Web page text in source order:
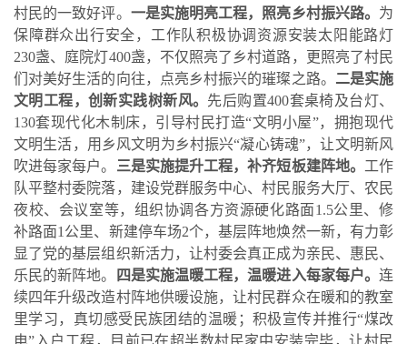
村民的一致好评。 一是实施明亮工程，照亮乡村振兴路。 为
保障群众出行安全，工作队积极协调资源安装太阳能路灯
230盏、庭院灯400盏，不仅照亮了乡村道路，更照亮了村民
们对美好生活的向往，点亮乡村振兴的璀璨之路。 二是实施
文明工程，创新实践树新风。 先后购置400套桌椅及台灯、
130套现代化木制床，引导村民打造“文明小屋”，拥抱现代
文明生活，用乡风文明为乡村振兴“凝心铸魂”，让文明新风
吹进每家每户。 三是实施提升工程，补齐短板建阵地。 工作
队平整村委院落，建设党群服务中心、村民服务大厅、农民
夜校、会议室等，组织协调各方资源硬化路面1.5公里、修
补路面1公里、新建停车场2个，基层阵地焕然一新，有力彰
显了党的基层组织新活力，让村委会真正成为亲民、惠民、
乐民的新阵地。
四是实施温暖工程，温暖进入每家每户。连
续四年升级改造村阵地供暖设施，让村民群众在暖和的教室
里学习，真切感受民族团结的温暖；积极宣传并推行“煤改
电”入户工程，目前已在超半数村民家中安装完毕，让村民